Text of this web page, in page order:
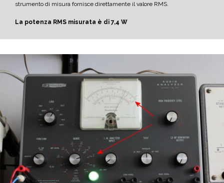
strumento di misura fornisce direttamente il valore RMS.
La potenza RMS misurata è di 7,4 W